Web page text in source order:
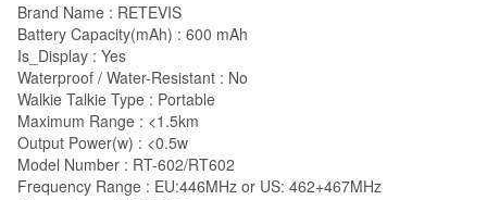
Brand Name : RETEVIS
Battery Capacity(mAh) : 600 mAh
Is_Display : Yes
Waterproof / Water-Resistant : No
Walkie Talkie Type : Portable
Maximum Range : <1.5km
Output Power(w) : <0.5w
Model Number : RT-602/RT602
Frequency Range : EU:446MHz or US: 462+467MHz